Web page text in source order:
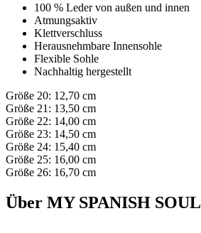
100 % Leder von außen und innen
Atmungsaktiv
Klettverschluss
Herausnehmbare Innensohle
Flexible Sohle
Nachhaltig hergestellt
Größe 20: 12,70 cm
Größe 21: 13,50 cm
Größe 22: 14,00 cm
Größe 23: 14,50 cm
Größe 24: 15,40 cm
Größe 25: 16,00 cm
Größe 26: 16,70 cm
Über MY SPANISH SOUL